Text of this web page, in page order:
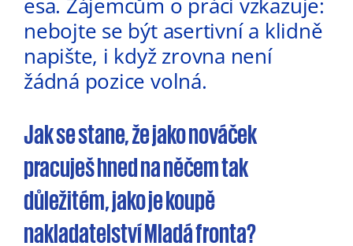
nebojte se být asertivní a klidně
napište, i když zrovna není
žádná pozice volná.
Jak se stane, že jako nováček
pracuješ hned na něčem tak
důležitém, jako je koupě
nakladatelství Mladá fronta?